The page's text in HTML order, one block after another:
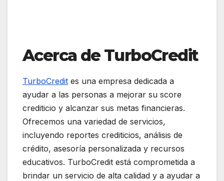
Acerca de TurboCredit
TurboCredit es una empresa dedicada a
ayudar a las personas a mejorar su score
crediticio y alcanzar sus metas financieras.
Ofrecemos una variedad de servicios,
incluyendo reportes crediticios, análisis de
crédito, asesoría personalizada y recursos
educativos. TurboCredit está comprometida a
brindar un servicio de alta calidad y a ayudar a